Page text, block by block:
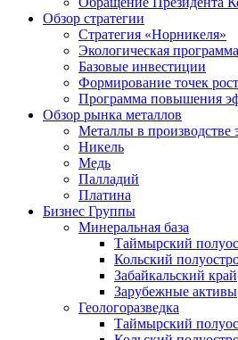
Обзор стратегии
Стратегия «Норникеля»
Экологическая программа
Базовые инвестиции
Формирование точек
Программа повышения
Обзор рынка металлов
Металлы в производстве
Никель
Медь
Палладий
Платина
Бизнес Группы
Минеральная база
Таймырский
Кольский
Забайкальский край
Зарубежные активы
Геологоразведка
Таймырский